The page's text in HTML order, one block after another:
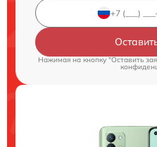
Нажимая на кнопку "Оставить